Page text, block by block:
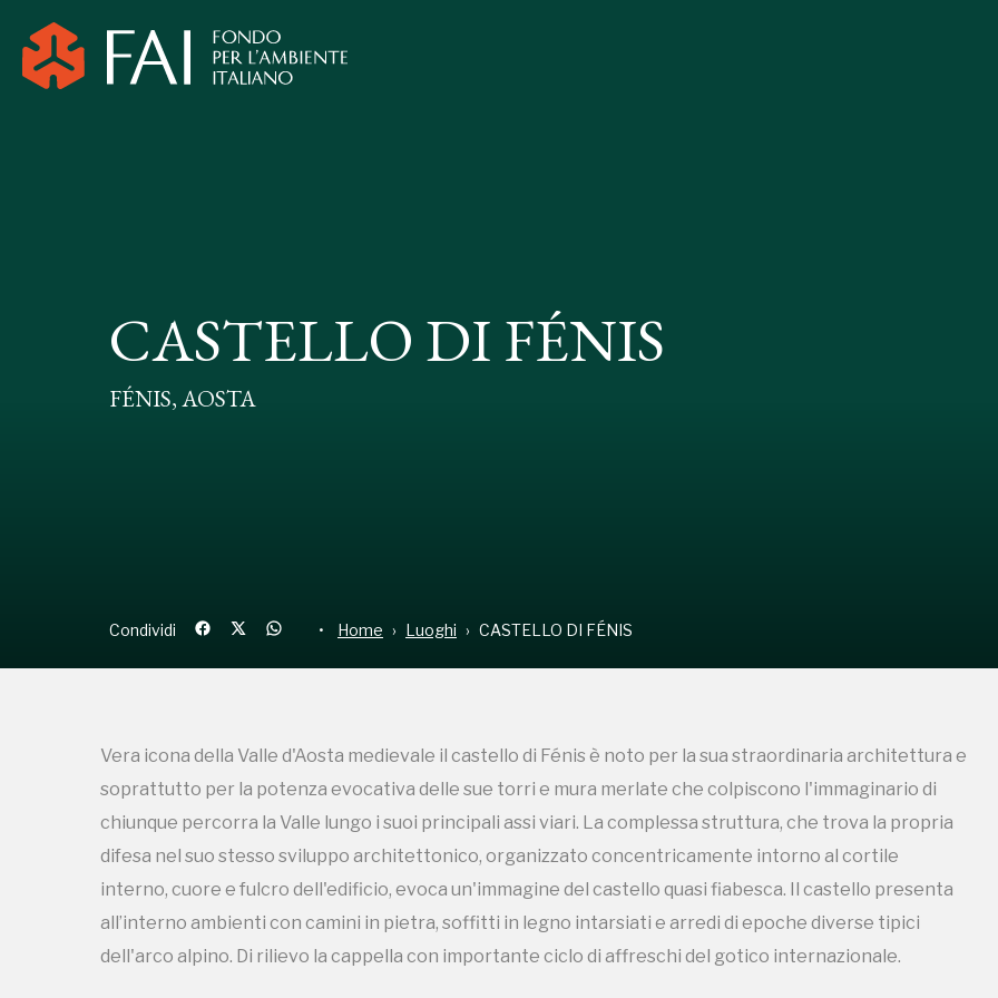
CASTELLO DI FÉNIS
FÉNIS, AOSTA
Condividi Home Luoghi CASTELLO DI FÉNIS
Vera icona della Valle d'Aosta medievale il castello di Fénis è noto per la sua straordinaria architettura e
soprattutto per la potenza evocativa delle sue torri e mura merlate che colpiscono l'immaginario di
chiunque percorra la Valle lungo i suoi principali assi viari. La complessa struttura, che trova la propria
difesa nel suo stesso sviluppo architettonico, organizzato concentricamente intorno al cortile
interno, cuore e fulcro dell'edificio, evoca un'immagine del castello quasi fiabesca. Il castello presenta
all’interno ambienti con camini in pietra, soffitti in legno intarsiati e arredi di epoche diverse tipici
dell'arco alpino. Di rilievo la cappella con importante ciclo di affreschi del gotico internazionale.